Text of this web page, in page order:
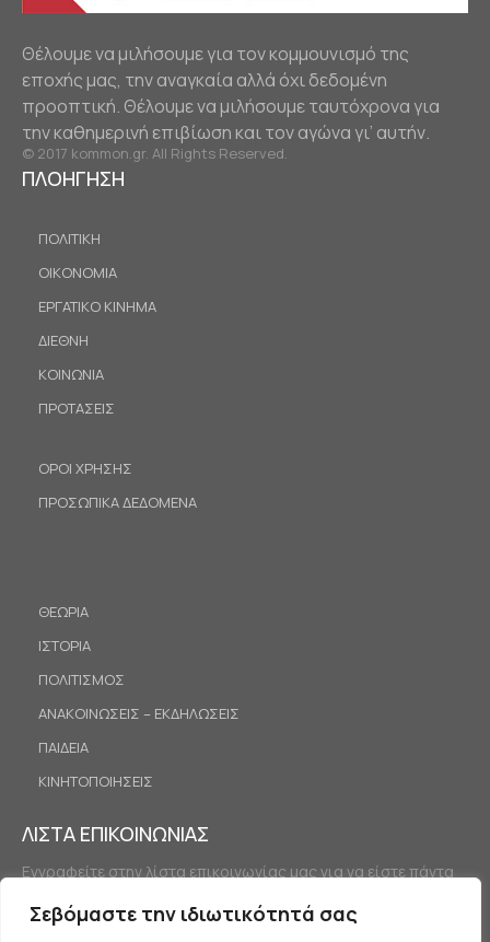
Σεβόμαστε την ιδιωτικότητά σας
Θέλουμε να μιλήσουμε για τον κομμουνισμό της
εποχής μας, την αναγκαία αλλά όχι δεδομένη
προοπτική. Θέλουμε να μιλήσουμε ταυτόχρονα για
την καθημερινή επιβίωση και τον αγώνα γι’ αυτήν.
© 2017 kommon.gr. All Rights Reserved.
ΠΛΟΗΓΗΣΗ
ΠΟΛΙΤΙΚΗ
ΟΙΚΟΝΟΜΙΑ
ΕΡΓΑΤΙΚΟ ΚΙΝΗΜΑ
ΔΙΕΘΝΗ
ΚΟΙΝΩΝΙΑ
ΠΡΟΤΑΣΕΙΣ
ΟΡΟΙ ΧΡΗΣΗΣ
ΠΡΟΣΩΠΙΚΑ ΔΕΔΟΜΕΝΑ
ΘΕΩΡΙΑ
ΙΣΤΟΡΙΑ
ΠΟΛΙΤΙΣΜΟΣ
ΑΝΑΚΟΙΝΩΣΕΙΣ – ΕΚΔΗΛΩΣΕΙΣ
ΠΑΙΔΕΙΑ
ΚΙΝΗΤΟΠΟΙΗΣΕΙΣ
ΛΙΣΤΑ ΕΠΙΚΟΙΝΩΝΙΑΣ
Εγγραφείτε στην λίστα επικοινωνίας μας για να είστε πάντα